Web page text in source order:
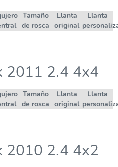
Tamaño
de rosca
Llanta
original
Llanta
2011 2.4 4x4
Tamaño
de rosca
Llanta
original
Llanta
2010 2.4 4x2